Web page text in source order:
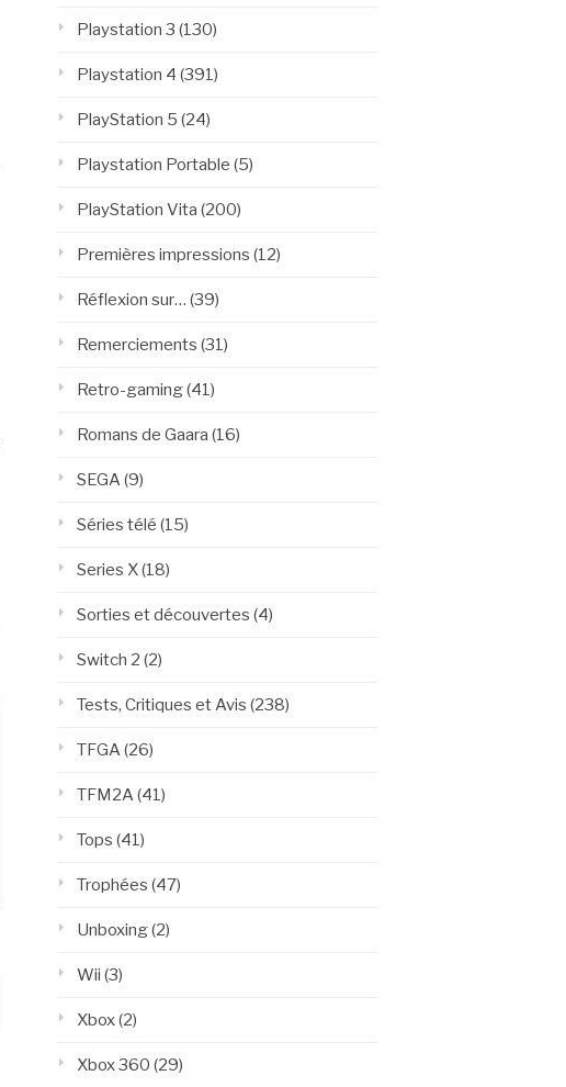
Playstation 3 (130)
Playstation 4 (391)
PlayStation 5 (24)
Playstation Portable (5)
PlayStation Vita (200)
Premières impressions (12)
Réflexion sur… (39)
Remerciements (31)
Retro-gaming(41)
Romans de Gaara (16)
SEGA (9)
Séries télé (15)
Series X(18)
Sorties et découvertes (4)
Switch 2 (2)
Tests, Critiques et Avis (238)
TFGA (26)
TFM2A (41)
Tops (41)
Trophées (47)
Unboxing(2)
Wii (3)
Xbox(2)
Xbox 360 (29)